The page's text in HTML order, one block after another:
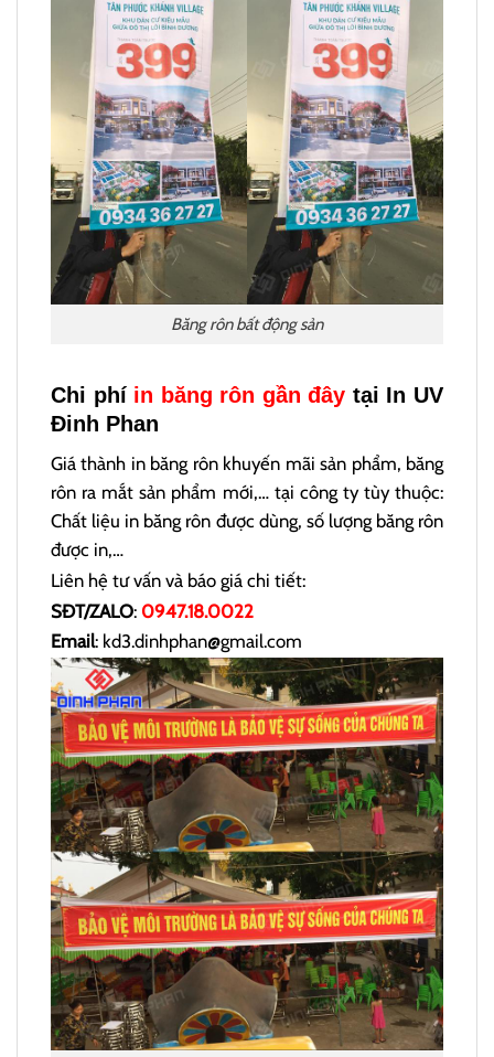
Băng rôn bất động sản
Chi phí in băng rôn gần đây tại In UV
Đinh Phan
Giá thành in băng rôn khuyến mãi sản phẩm, băng
rôn ra mắt sản phẩm mới,… tại công ty tùy thuộc:
Chất liệu in băng rôn được dùng, số lượng băng rôn
được in,…
Liên hệ tư vấn và báo giá chi tiết:
SĐT/ZALO: 0947.18.0022
Email: kd3.dinhphan@gmail.com